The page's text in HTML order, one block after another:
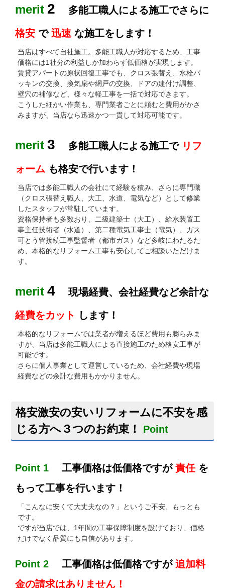
merit 2 多能工職人による施工でさらに
格安 で 迅速 な施工をします！
当店はすべて自社施工。多能工職人が対応するため、工事
価格には1社分の利益しか加わらず低価格が実現します。
賃貸アパートの原状回復工事でも、クロス張替え、水栓パ
ッキンの交換、換気扇や網戸の交換、ドアの建付け調整、
壁穴の補修など、様々な軽工事を一括で対応できます。
こうした細かい作業も、専門業者ごとに頼むと費用がかさ
みますが、当店なら迅速かつ一貫して対応可能です。
merit 3 多能工職人による施工で リフ
ォーム も格安で行います！
当店では多能工職人の会社にて経験を積み、さらに専門職
（クロス張替え職人、大工、水道、電気など）として修業
したスタッフが常駐しています。
資格保持者も多数おり、二級建築士（大工）、給水装置工
事主任技術者（水道）、第二種電気工事士（電気）、ガス
可とう管接続工事監督者（都市ガス）など多岐にわたるた
め、本格的なリフォーム工事も安心してご相談いただけま
す。
merit 4 現場経費、会社経費など余計な
経費をカット します！
本格的なリフォームでは業者が増えるほど費用も膨らみま
すが、当店は多能工職人による直接施工のため格安工事が
可能です。
さらに個人事業として運営しているため、会社経費や現場
経費などの余計な費用もかかりません。
格安激安の安いリフォームに不安を感
じる方へ３つのお約束！
Point
Point 1 工事価格は低価格ですが 責任 を
もって工事を行います！
「こんなに安くて大丈夫なの？」というご不安、もっとも
です。
ですが当店では、1年間の工事保障制度を設けており、価格
だけでなく品質にも自信があります。
Point 2 工事価格は低価格ですが 追加料
金の請求はありません！